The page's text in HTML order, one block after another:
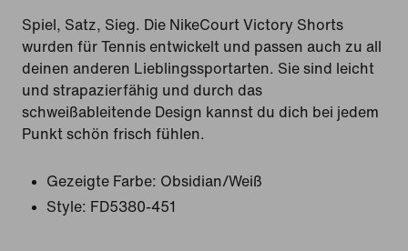
Spiel, Satz, Sieg. Die NikeCourt Victory Shorts
wurden für Tennis entwickelt und passen auch zu all
deinen anderen Lieblingssportarten. Sie sind leicht
und strapazierfähig und durch das
schweißableitende Design kannst du dich bei jedem
Punkt schön frisch fühlen.
Gezeigte Farbe: Obsidian/Weiß
Style: FD5380-451